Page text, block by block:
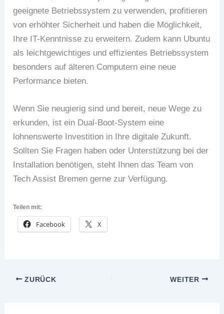
geeignete Betriebssystem zu verwenden, profitieren
von erhöhter Sicherheit und haben die Möglichkeit,
Ihre IT-Kenntnisse zu erweitern. Zudem kann Ubuntu
als leichtgewichtiges und effizientes Betriebssystem
besonders auf älteren Computern eine neue
Performance bieten.
Wenn Sie neugierig sind und bereit, neue Wege zu
erkunden, ist ein Dual-Boot-System eine
lohnenswerte Investition in Ihre digitale Zukunft.
Sollten Sie Fragen haben oder Unterstützung bei der
Installation benötigen, steht Ihnen das Team von
Tech Assist Bremen gerne zur Verfügung.
Teilen mit:
Facebook X
ZURÜCK WEITER